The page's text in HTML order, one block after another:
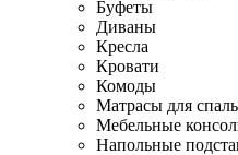
Буфеты
Диваны
Кресла
Кровати
Комоды
Матрасы для
Мебельные
Напольные